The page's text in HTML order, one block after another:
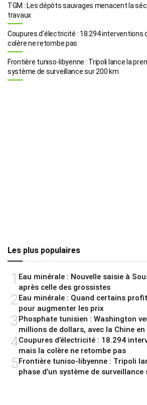
TGM : Les dépôts sauvages menacent la
travaux
Coupures d’électricité : 18.294 interventions
colère ne retombe pas
Frontière tuniso-libyenne : Tripoli lance la
système de surveillance sur 200 km
Les plus populaires
1 Eau minérale : Nouvelle saisie à
après celle des grossistes
2Eau minérale : Quand certains
pour augmenter les prix
3Phosphate tunisien : Washington
millions de dollars, avec la Chine
4Coupures d’électricité : 18.294
mais la colère ne retombe pas
5Frontière tuniso-libyenne : Tripoli
phase d’un système de surveillance